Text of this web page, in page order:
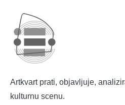
Artkvart prati, objavljuje,
kulturnu scenu.